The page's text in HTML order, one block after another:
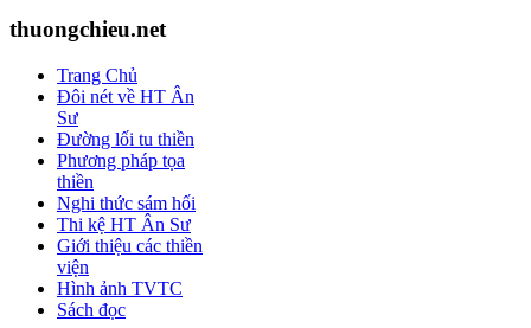
thuongchieu.net
Trang Chủ
Đôi nét về HT Ân
Sư
Đường lối tu thiền
Phương pháp tọa
thiền
Nghi thức sám hối
Thi kệ HT Ân Sư
Giới thiệu các thiền
viện
Hình ảnh TVTC
Sách đọc